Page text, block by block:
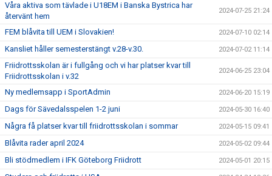
Våra aktiva som tävlade i U18EM i Banska Bystrica har
återvänt hem
2024-07-25 21:24
FEM blåvita till UEM i Slovakien! 2024-07-10 02:14
Kansliet håller semesterstängt v.28-v.30. 2024-07-02 11:14
Friidrottsskolan är i fullgång och vi har platser kvar till
Friidrottsskolan i v.32
2024-06-25 23:04
Ny medlemsapp i SportAdmin 2024-06-20 15:19
Dags för Sävedalsspelen 1-2 juni 2024-05-30 16:40
Några få platser kvar till friidrottsskolan i sommar 2024-05-15 09:41
Blåvita rader april 2024 2024-05-02 09:44
Bli stödmedlem i IFK Göteborg Friidrott 2024-05-01 20:15